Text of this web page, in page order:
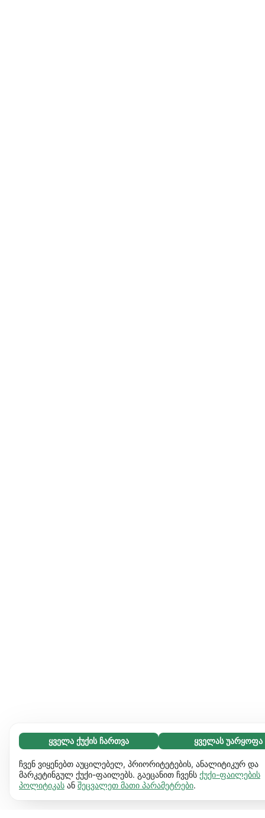
აუცილებელი (65)
აუცილებელი ქუქიები ვებგვერდს გამოყენებადს ხდის და
საბაზო ფუნქციებს ააქტიურებს, მაგ. გვერდის ნავიგაციას.
ვებგვერდი ვერ იფუნქციონირებს ამ ქუქიების
გაიგეთ მეტი
პრეფერენციები (17)
ყველა ქუქის ჩართვა ყველას უარყოფა
ჩვენ ვიყენებთ აუცილებელ, პრიორიტეტების, ანალიტიკურ და
მარკეტინგულ ქუქი-ფაილებს. გაეცანით ჩვენს ქუქი-ფაილების
პოლიტიკას ან შეცვალეთ მათი პარამეტრები.